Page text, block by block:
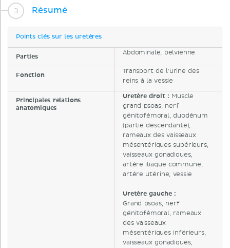
Résumé
Points clés sur les uretères
Parties
Abdominale, pelvienne
Fonction
Transport de l'urine des
reins à la vessie
Principales relations
anatomiques
Uretère droit : Muscle
grand psoas, nerf
génitofémoral, duodénum
(partie descendante),
rameaux des vaisseaux
mésentériques supérieurs,
vaisseaux gonadiques,
artère iliaque commune,
artère utérine, vessie
Uretère gauche :
Grand psoas, nerf
génitofémoral, rameaux
des vaisseaux
mésentériques inférieurs,
vaisseaux gonadiques,